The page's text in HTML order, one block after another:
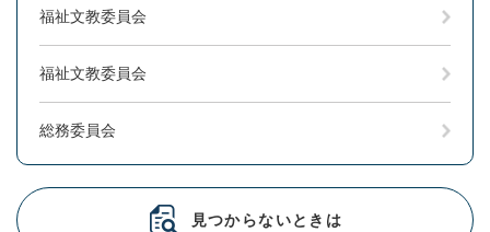
福祉文教委員会
福祉文教委員会
総務委員会
見つからないときは